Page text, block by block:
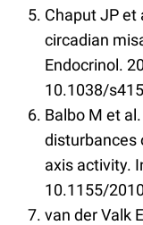
Chaput JP et
circadian
Endocrinol.
10.1038/
Balbo M et
disturbances
axis activity.
10.1155/
van der Valk